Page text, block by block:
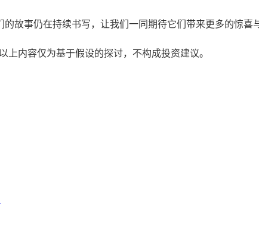
的故事仍在持续书写，让我们一同期待它们带来更多的惊喜
内容仅为基于假设的探讨，不构成投资建议。